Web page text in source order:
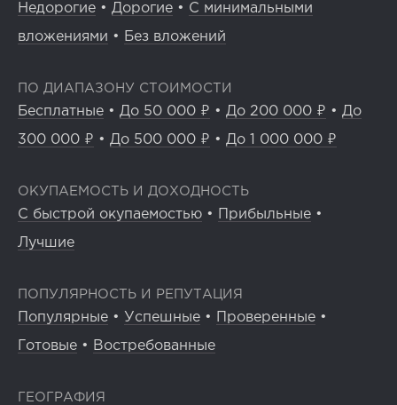
Недорогие • Дорогие • С минимальными
вложениями • Без вложений
ПО ДИАПАЗОНУ СТОИМОСТИ
Бесплатные • До 50 000 ₽ • До 200 000 ₽ • До
300 000 ₽ • До 500 000 ₽ • До 1 000 000 ₽
ОКУПАЕМОСТЬ И ДОХОДНОСТЬ
С быстрой окупаемостью • Прибыльные •
Лучшие
ПОПУЛЯРНОСТЬ И РЕПУТАЦИЯ
Популярные • Успешные • Проверенные •
Готовые • Востребованные
ГЕОГРАФИЯ